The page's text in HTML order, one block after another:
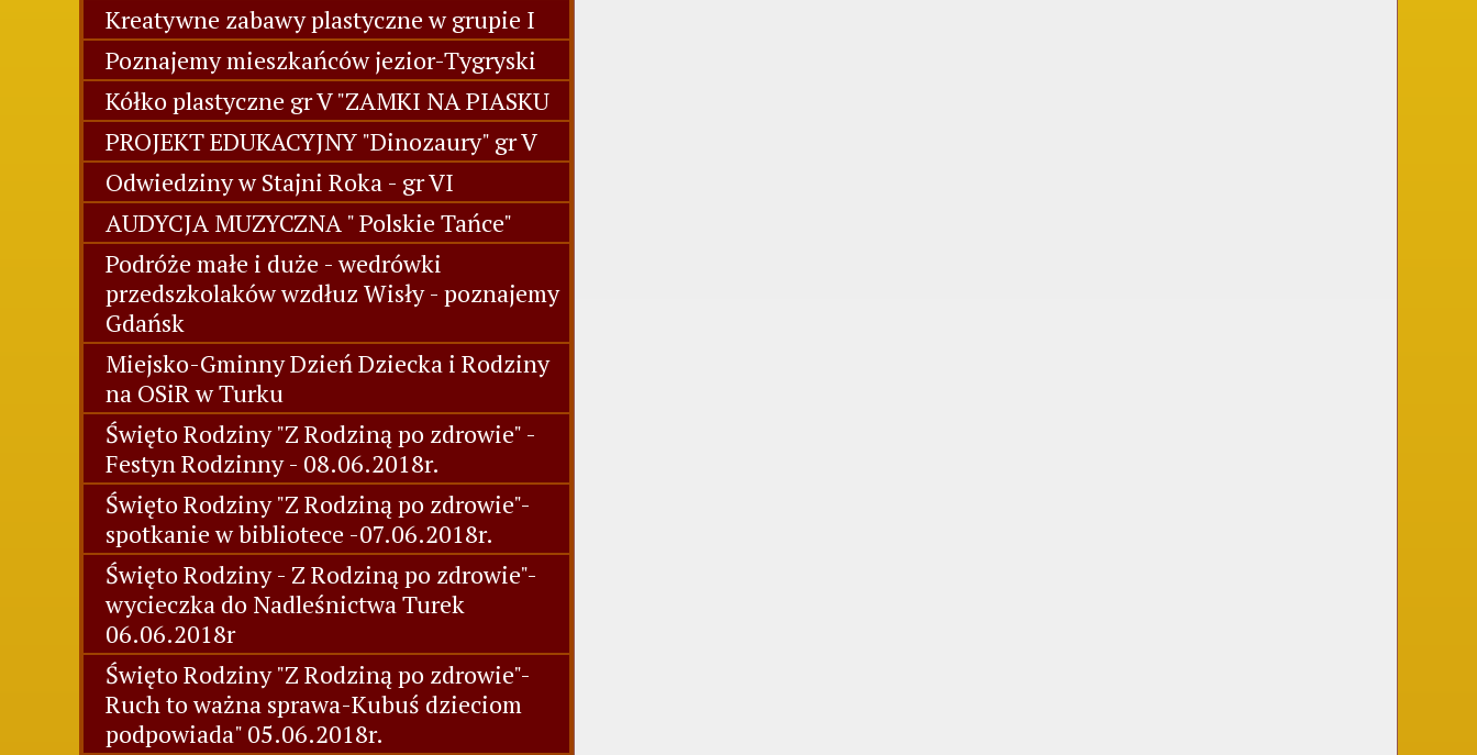
Kreatywne zabawy plastyczne w grupie I
Poznajemy mieszkańców jezior-Tygryski
Kółko plastyczne gr V "ZAMKI NA PIASKU
PROJEKT EDUKACYJNY "Dinozaury" gr V
Odwiedziny w Stajni Roka - gr VI
AUDYCJA MUZYCZNA " Polskie Tańce"
Podróże małe i duże - wedrówki
przedszkolaków wzdłuz Wisły - poznajemy
Gdańsk
Miejsko-Gminny Dzień Dziecka i Rodziny
na OSiR w Turku
Święto Rodziny "Z Rodziną po zdrowie" -
Festyn Rodzinny - 08.06.2018r.
Święto Rodziny "Z Rodziną po zdrowie"-
spotkanie w bibliotece -07.06.2018r.
Święto Rodziny - Z Rodziną po zdrowie"-
wycieczka do Nadleśnictwa Turek
06.06.2018r
Święto Rodziny "Z Rodziną po zdrowie"-
Ruch to ważna sprawa-Kubuś dzieciom
podpowiada" 05.06.2018r.